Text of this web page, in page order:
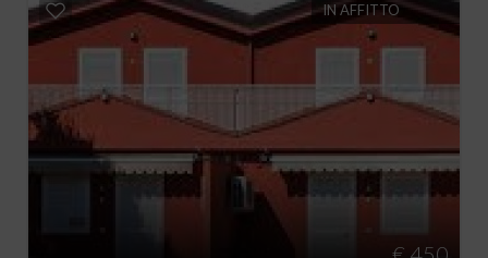
IN AFFITTO